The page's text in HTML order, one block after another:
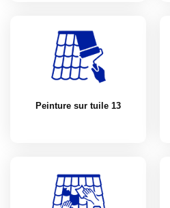
Peinture sur tuile 13